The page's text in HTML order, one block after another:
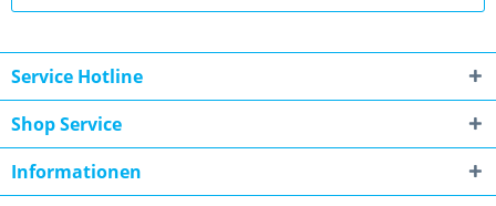
Service Hotline
Shop Service
Informationen